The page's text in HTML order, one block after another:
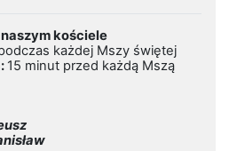
kościele
każdej Mszy świętej
15 minut przed każdą Mszą